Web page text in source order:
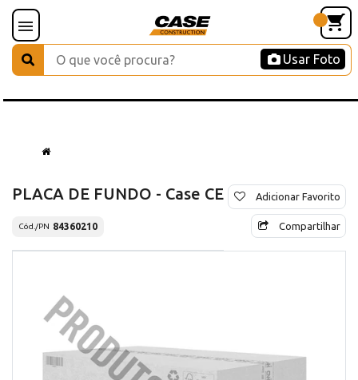
Usar Foto
PLACA DE FUNDO - Case CE
Cód./PN 84360210
Adicionar Favorito
Compartilhar